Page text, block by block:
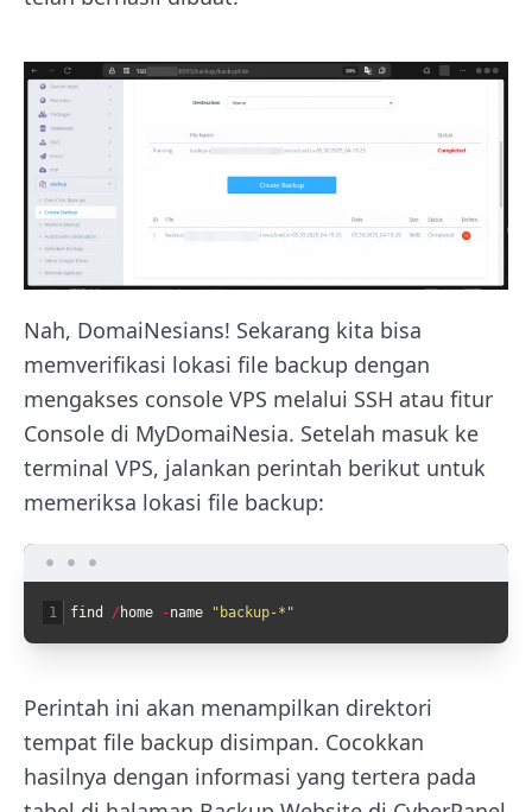
Nah, DomaiNesians! Sekarang kita bisa
memverifikasi lokasi file backup dengan
mengakses console VPS melalui SSH atau fitur
Console di MyDomaiNesia. Setelah masuk ke
terminal VPS, jalankan perintah berikut untuk
memeriksa lokasi file backup:
1 find / home -name "backup-*"
Perintah ini akan menampilkan direktori
tempat file backup disimpan. Cocokkan
hasilnya dengan informasi yang tertera pada